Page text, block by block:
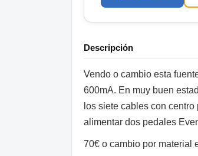
Descripción
Vendo o cambio esta
600mA. En muy buen
los siete cables con
alimentar dos pedales
70€ o cambio por material